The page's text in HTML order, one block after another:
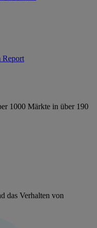
Report
1000 Märkte in über 190
das Verhalten von